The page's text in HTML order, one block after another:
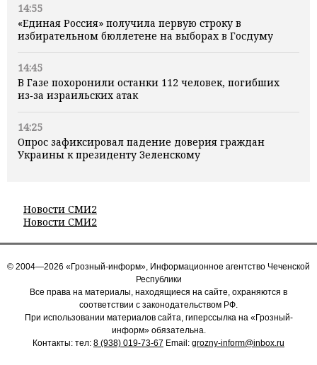
14:55
«Единая Россия» получила первую строку в
избирательном бюллетене на выборах в Госдуму
14:45
В Газе похоронили останки 112 человек, погибших
из‑за израильских атак
14:25
Опрос зафиксировал падение доверия граждан
Украины к президенту Зеленскому
Новости СМИ2
Новости СМИ2
© 2004—2026 «Грозный-информ», Информационное агентство Чеченской
Республики
Все права на материалы, находящиеся на сайте, охраняются в
соответствии с законодательством РФ.
При использовании материалов сайта, гиперссылка на «Грозный-
информ» обязательна.
Контакты: тел: 8 (938) 019-73-67 Email: grozny-inform@inbox.ru